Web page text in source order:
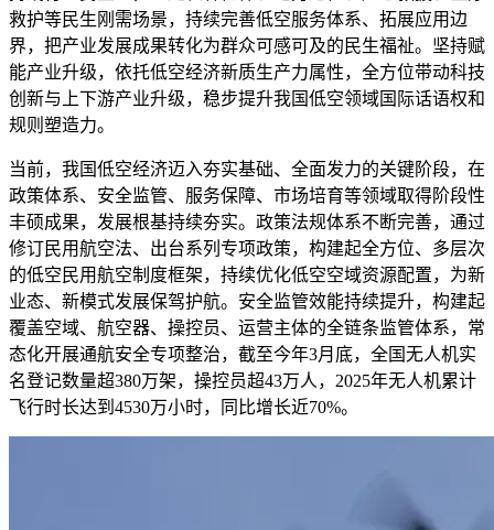
救护等民生刚需场景，持续完善低空服务体系、拓展应用边
界，把产业发展成果转化为群众可感可及的民生福祉。坚持赋
能产业升级，依托低空经济新质生产力属性，全方位带动科技
创新与上下游产业升级，稳步提升我国低空领域国际话语权和
规则塑造力。
当前，我国低空经济迈入夯实基础、全面发力的关键阶段，在
政策体系、安全监管、服务保障、市场培育等领域取得阶段性
丰硕成果，发展根基持续夯实。政策法规体系不断完善，通过
修订民用航空法、出台系列专项政策，构建起全方位、多层次
的低空民用航空制度框架，持续优化低空空域资源配置，为新
业态、新模式发展保驾护航。安全监管效能持续提升，构建起
覆盖空域、航空器、操控员、运营主体的全链条监管体系，常
态化开展通航安全专项整治，截至今年3月底，全国无人机实
名登记数量超380万架，操控员超43万人，2025年无人机累计
飞行时长达到4530万小时，同比增长近70%。